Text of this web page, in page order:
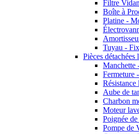
Filtre
Boîte à
Platine -
Tuyau -
Pièces
Manchette
Fermeture
Aube de
Charbon
Moteur
Poignée
Pompe de